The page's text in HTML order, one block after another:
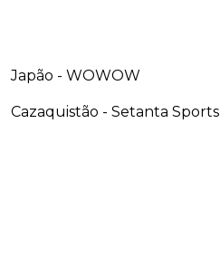
Japão - WOWOW
Cazaquistão - Setanta Sports